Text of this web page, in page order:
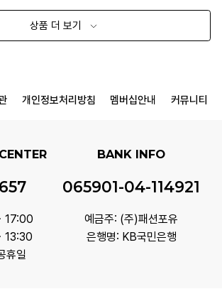
상품 더 보기
개인정보처리방침 멤버십안내 커뮤니티
17:00
13:30
휴일
BANK INFO
065901-04-114921
예금주: (주)패션포유
은행명: KB국민은행